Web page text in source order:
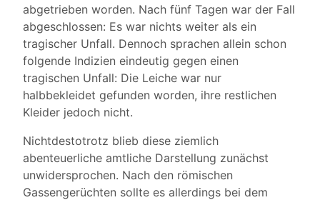
abgetrieben worden. Nach fünf Tagen war der Fall
abgeschlossen: Es war nichts weiter als ein
tragischer Unfall. Dennoch sprachen allein schon
folgende Indizien eindeutig gegen einen
tragischen Unfall: Die Leiche war nur
halbbekleidet gefunden worden, ihre restlichen
Kleider jedoch nicht.
Nichtdestotrotz blieb diese ziemlich
abenteuerliche amtliche Darstellung zunächst
unwidersprochen. Nach den römischen
Gassengerüchten sollte es allerdings bei dem